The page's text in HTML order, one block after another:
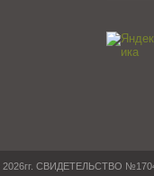
2026гг. СВИДЕТЕЛЬСТВО